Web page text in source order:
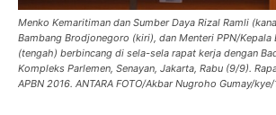
Menko Kemaritiman dan Sumber Daya Rizal Ramli
Bambang Brodjonegoro (kiri), dan Menteri PPN/Kepala
(tengah) berbincang di sela-sela rapat kerja dengan
Kompleks Parlemen, Senayan, Jakarta, Rabu (9/9).
APBN 2016. ANTARA FOTO/Akbar Nugroho Gumay/kye/